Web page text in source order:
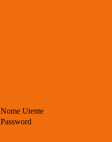
Nome Utente
Password